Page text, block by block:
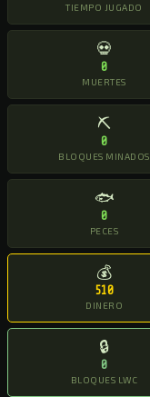
TIEMPO JUGADO
💀
0
MUERTES
⛏
0
BLOQUES MINADOS
🐟
0
PECES
💰
510
DINERO
🔒
0
BLOQUES LWC